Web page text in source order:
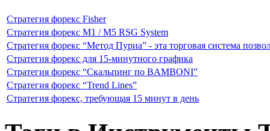
Стратегия форекс Fisher
Стратегия форекс M1 / M5 RSG System
Стратегия форекс “Метод Пуриа” - эта торговая система
Стратегия форекс для 15-минутного графика
Стратегия форекс “Скальпинг по BAMBONI”
Стратегия форекс “Trend Lines”
Стратегия форекс, требующая 15 минут в день